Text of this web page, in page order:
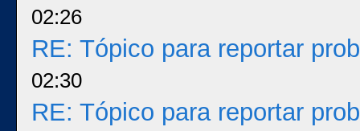
02:26
RE: Tópico para reportar
02:30
RE: Tópico para reportar